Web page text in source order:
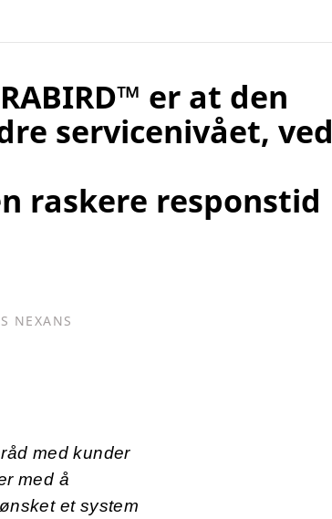
er at den
servicenivået, ved
raskere responstid
NEXANS
med kunder
med å
et system